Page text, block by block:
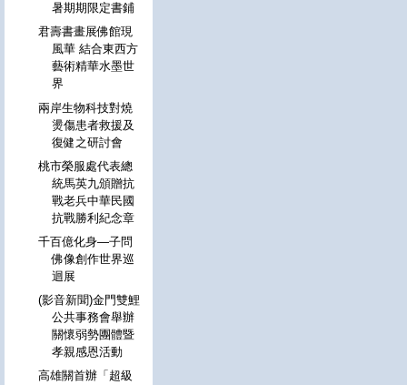
暑期期限定書鋪
君壽書畫展佛館現
風華 結合東西方
藝術精華水墨世
界
兩岸生物科技對燒
燙傷患者救援及
復健之研討會
桃市榮服處代表總
統馬英九頒贈抗
戰老兵中華民國
抗戰勝利紀念章
千百億化身—子問
佛像創作世界巡
迴展
(影音新聞)金門雙鯉
公共事務會舉辦
關懷弱勢團體暨
孝親感恩活動
高雄關首辦「超級